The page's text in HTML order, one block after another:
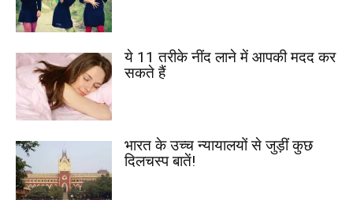
ये 11 तरीके नींद लाने में आपकी मदद कर
सकते हैं
भारत के उच्च न्यायालयों से जुड़ीं कुछ
दिलचस्प बातें!